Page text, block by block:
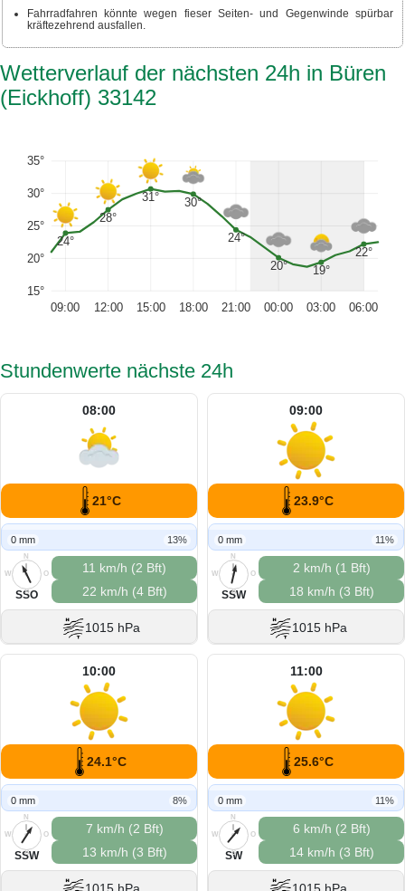
Fahrradfahren könnte wegen fieser Seiten- und Gegenwinde spürbar
kräftezehrend ausfallen.
Wetterverlauf der nächsten 24h in Büren
(Eickhoff) 33142
15°
20°
25°
30°
35°
24°
28°
31° 30°
24°
20° 19°
22°
09:00 12:00 15:00 18:00 21:00 00:00 03:00 06:00
Stundenwerte nächste 24h
08:00
21°C
0 mm 13%
N
O
S
W
SSO
11 km/h (2 Bft)
22 km/h (4 Bft)
1015 hPa
09:00
23.9°C
0 mm 11%
N
O
S
W
SSW
2 km/h (1 Bft)
18 km/h (3 Bft)
1015 hPa
10:00
24.1°C
0 mm 8%
N
O
S
W
SSW
7 km/h (2 Bft)
13 km/h (3 Bft)
11:00
25.6°C
0 mm 11%
N
O
S
W
SW
6 km/h (2 Bft)
14 km/h (3 Bft)